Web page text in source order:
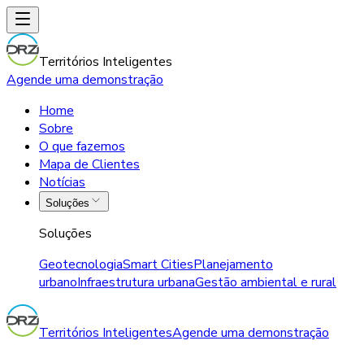
Territórios Inteligentes
Agende uma demonstração
Home
Sobre
O que fazemos
Mapa de Clientes
Notícias
Soluções
Soluções
GeotecnologiaSmart CitiesPlanejamento
urbanoInfraestrutura urbanaGestão ambiental e rural
Territórios InteligentesAgende uma demonstração